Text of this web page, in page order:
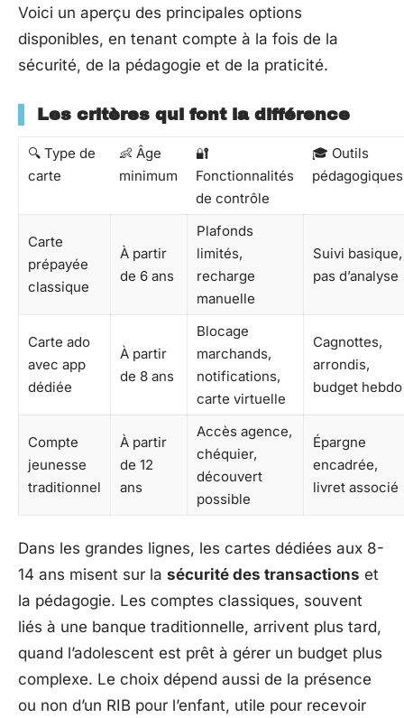
Voici un aperçu des principales options
disponibles, en tenant compte à la fois de la
sécurité, de la pédagogie et de la praticité.
Les critères qui font la différence
🔍 Type de
carte
👶 Âge
minimum
🔐
Fonctionnalités
de contrôle
🎓 Outils
pédagogiques
Carte
prépayée
classique
À partir
de 6 ans
Plafonds
limités,
recharge
manuelle
Suivi basique,
pas d’analyse
Carte ado
avec app
dédiée
À partir
de 8 ans
Blocage
marchands,
notifications,
carte virtuelle
Cagnottes,
arrondis,
budget hebdo
Compte
jeunesse
traditionnel
À partir
de 12
ans
Accès agence,
chéquier,
découvert
possible
Épargne
encadrée,
livret associé
Dans les grandes lignes, les cartes dédiées aux 8-
14 ans misent sur la sécurité des transactions et
la pédagogie. Les comptes classiques, souvent
liés à une banque traditionnelle, arrivent plus tard,
quand l’adolescent est prêt à gérer un budget plus
complexe. Le choix dépend aussi de la présence
ou non d’un RIB pour l’enfant, utile pour recevoir